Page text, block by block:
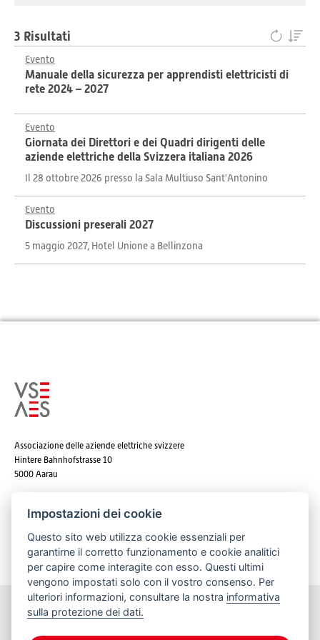
3 Risultati
Evento
Manuale della sicurezza per apprendisti elettricisti di
rete 2024 – 2027
Evento
Giornata dei Direttori e dei Quadri dirigenti delle
aziende elettriche della Svizzera italiana 2026
Il 28 ottobre 2026 presso la Sala Multiuso Sant'Antonino
Evento
Discussioni preserali 2027
5 maggio 2027, Hotel Unione a Bellinzona
Associazione delle aziende elettriche svizzere
Hintere Bahnhofstrasse 10
5000 Aarau
E-mail: info@strom.ch
Rimanere informato
Impostazioni dei cookie
Questo sito web utilizza cookie essenziali per
garantirne il corretto funzionamento e cookie analitici
per capire come interagite con esso. Questi ultimi
vengono impostati solo con il vostro consenso. Per
ulteriori informazioni, consultare la nostra informativa
sulla protezione dei dati.